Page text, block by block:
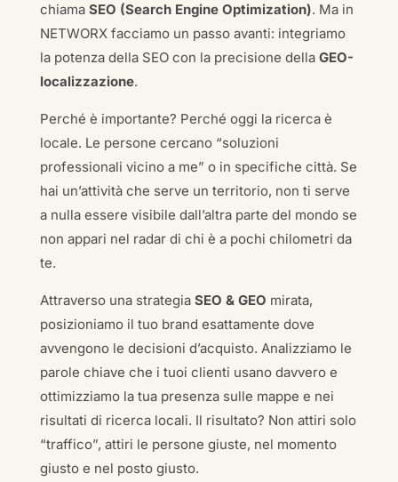
chiama SEO (Search Engine Optimization). Ma in
NETWORX facciamo un passo avanti: integriamo
la potenza della SEO con la precisione della GEO-
localizzazione.
Perché è importante? Perché oggi la ricerca è
locale. Le persone cercano “soluzioni
professionali vicino a me” o in specifiche città. Se
hai un’attività che serve un territorio, non ti serve
a nulla essere visibile dall’altra parte del mondo se
non appari nel radar di chi è a pochi chilometri da
te.
Attraverso una strategia SEO & GEO mirata,
posizioniamo il tuo brand esattamente dove
avvengono le decisioni d’acquisto. Analizziamo le
parole chiave che i tuoi clienti usano davvero e
ottimizziamo la tua presenza sulle mappe e nei
risultati di ricerca locali. Il risultato? Non attiri solo
“traffico”, attiri le persone giuste, nel momento
giusto e nel posto giusto.